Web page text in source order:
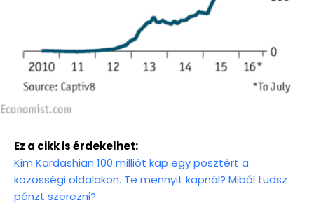
Ez a cikk is érdekelhet:
Kim Kardashian 100 milliót kap egy posztért a
közösségi oldalakon. Te mennyit kapnál? Miből tudsz
pénzt szerezni?